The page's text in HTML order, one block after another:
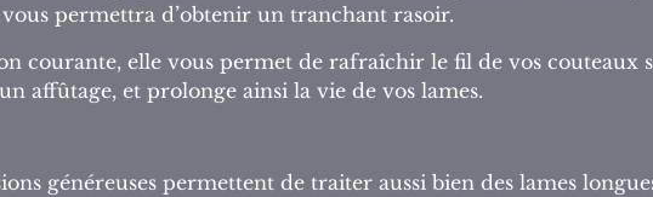
permettra d’obtenir un tranchant rasoir.
courante, elle vous permet de rafraîchir le fil de vos couteaux
affûtage, et prolonge ainsi la vie de vos lames.
généreuses permettent de traiter aussi bien des lames